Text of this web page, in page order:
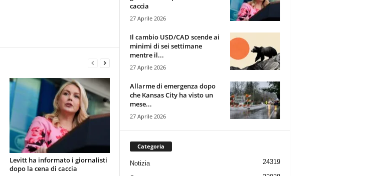
Levitt ha informato i giornalisti
dopo la cena di caccia
caccia
27 Aprile 2026
Il cambio USD/CAD scende ai
minimi di sei settimane
mentre il...
27 Aprile 2026
Allarme di emergenza dopo
che Kansas City ha visto un
mese...
27 Aprile 2026
Categoria
Notizia 24319